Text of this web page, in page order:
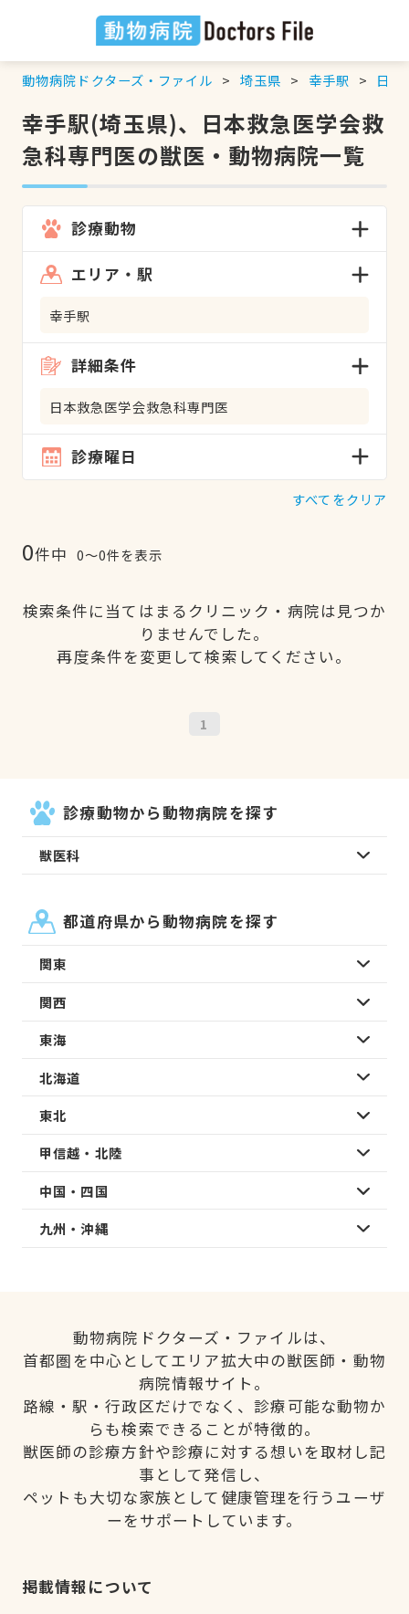
動物病院ドクターズ・ファイル 埼玉県 幸手駅 日本
幸手駅(埼玉県)、日本救急医学会救
急科専門医の獣医・動物病院一覧
診療動物
エリア・駅
幸手駅
詳細条件
日本救急医学会救急科専門医
診療曜日
すべてをクリア
0件中 0〜0件を表示
検索条件に当てはまるクリニック・病院は見つか
りませんでした。
再度条件を変更して検索してください。
1
診療動物から動物病院を探す
獣医科
都道府県から動物病院を探す
関東
関西
東海
北海道
東北
甲信越・北陸
中国・四国
九州・沖縄
動物病院ドクターズ・ファイルは、
首都圏を中心としてエリア拡大中の獣医師・動物
病院情報サイト。
路線・駅・行政区だけでなく、診療可能な動物か
らも検索できることが特徴的。
獣医師の診療方針や診療に対する想いを取材し記
事として発信し、
ペットも大切な家族として健康管理を行うユーザ
ーをサポートしています。
掲載情報について